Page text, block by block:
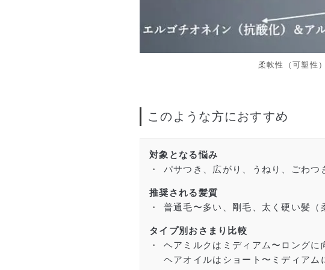
柔軟性（可塑性
このような方におすすめ
対象となる悩み
パサつき、広がり、うねり、ごわつ
推奨される髪質
普通毛〜多い、剛毛、太く硬い髪（
タイプ別おさまり比較
ヘアミルクはミディアム〜ロングに
ヘアオイルはショート〜ミディアム